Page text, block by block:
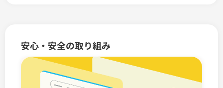
安心・安全の取り組み